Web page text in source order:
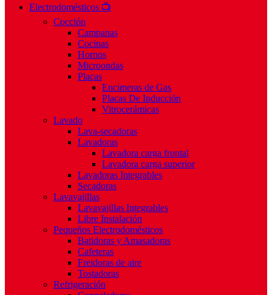
Electrodomésticos 📺
Cocción
Campanas
Cocinas
Hornos
Microondas
Placas
Encimeras de Gas
Placas De Inducción
Vitrocerámicas
Lavado
Lava-secadoras
Lavadoras
Lavadora carga frontal
Lavadora carga superior
Lavadoras Integrables
Secadoras
Lavavajillas
Lavavajillas Integrables
Libre Instalación
Pequeños Electrodomésticos
Batidoras y Amasadoras
Cafeteras
Freidoras de aire
Tostadoras
Refrigeración